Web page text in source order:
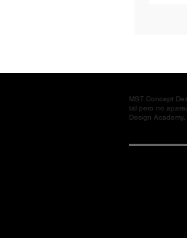
MST Concept
tal pero no
Design